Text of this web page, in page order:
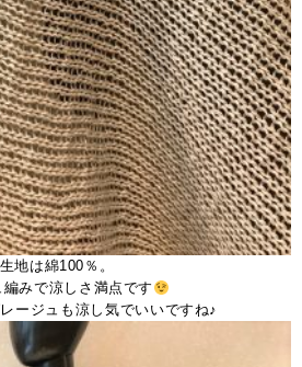
生地は綿100％。
編みで涼しさ満点です
ージュも涼し気でいいですね♪